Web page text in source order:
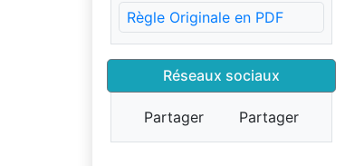
Règle Originale en PDF
Réseaux sociaux
Partager Partager